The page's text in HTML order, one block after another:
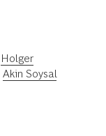
Holger
Akin Soysal